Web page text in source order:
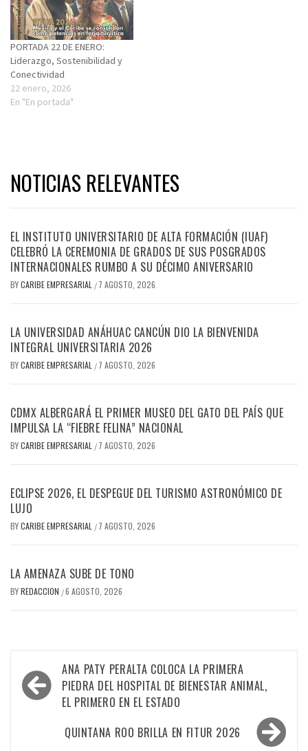
PORTADA 22 DE ENERO:
Liderazgo, Sostenibilidad y
Conectividad
22 enero, 2026
En "En portada"
NOTICIAS RELEVANTES
EL INSTITUTO UNIVERSITARIO DE ALTA FORMACIÓN (IUAF)
CELEBRÓ LA CEREMONIA DE GRADOS DE SUS POSGRADOS
INTERNACIONALES RUMBO A SU DÉCIMO ANIVERSARIO
BYCARIBE EMPRESARIAL / 7 AGOSTO, 2026
LA UNIVERSIDAD ANÁHUAC CANCÚN DIO LA BIENVENIDA
INTEGRAL UNIVERSITARIA 2026
BYCARIBE EMPRESARIAL / 7 AGOSTO, 2026
CDMX ALBERGARÁ EL PRIMER MUSEO DEL GATO DEL PAÍS QUE
IMPULSA LA “FIEBRE FELINA” NACIONAL
BYCARIBE EMPRESARIAL / 7 AGOSTO, 2026
ECLIPSE 2026, EL DESPEGUE DEL TURISMO ASTRONÓMICO DE
LUJO
BYCARIBE EMPRESARIAL / 7 AGOSTO, 2026
LA AMENAZA SUBE DE TONO
BYREDACCION /6 AGOSTO, 2026
Navegación
de
entradas
ANA PATY PERALTA COLOCA LA PRIMERA
PIEDRA DEL HOSPITAL DE BIENESTAR ANIMAL,
EL PRIMERO EN EL ESTADO
QUINTANA ROO BRILLA EN FITUR 2026